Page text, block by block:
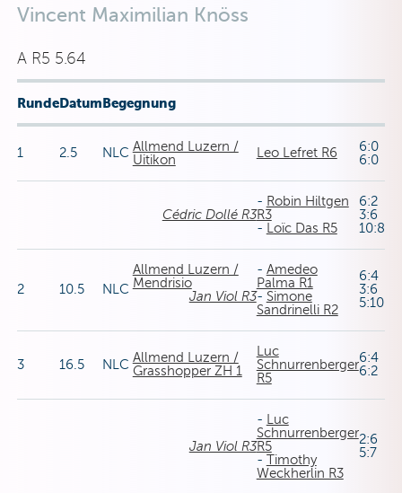
Vincent Maximilian Knöss
A R5 5.64
RundeDatumBegegnung
1 2.5 NLCAllmend Luzern /
Uitikon
Leo Lefret R6
6:0
6:0
Cédric Dollé R3
- Robin Hiltgen
R3
-
Loïc Das R5
6:2
3:6
10:8
2 10.5 NLC
Allmend Luzern /
Mendrisio
Jan Viol R3
- Amedeo
Palma R1
- Simone
Sandrinelli R2
6:4
3:6
5:10
3 16.5 NLCAllmend Luzern /
Grasshopper ZH 1
Luc
Schnurrenberger
R5
6:4
6:2
Jan Viol R3
-
Luc
Schnurrenberger
R5
- Timothy
Weckherlin R3
2:6
5:7